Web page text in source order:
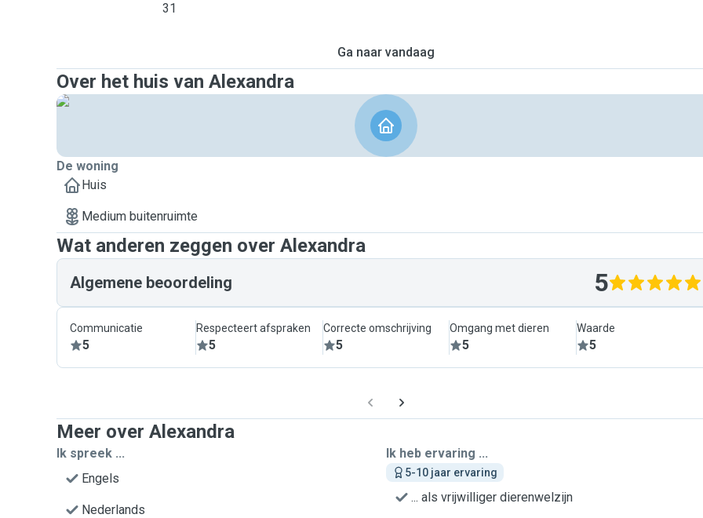
31
Ga naar vandaag
Over het huis van Alexandra
De woning
Huis
Medium buitenruimte
Wat anderen zeggen over Alexandra
Algemene beoordeling 5
Communicatie
5
Respecteert afspraken
5
Correcte omschrijving
5
Omgang met dieren
5
Waarde
5
Meer over Alexandra
Ik spreek ...
Engels
Nederlands
Ik heb ervaring ...
5-10 jaar ervaring
... als vrijwilliger dierenwelzijn